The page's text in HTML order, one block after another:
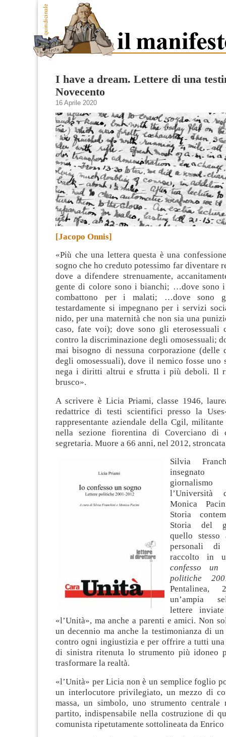
I have a dream. Lettere di una
Novecento
16 Aprile 2020
[Jacopo Onnis]
«Più che una lettera questa è una
sogno che ho creduto potessimo far diventare
dove a difendere strenuamente,
gente di colore sono i bianchi; …dove sono
combattono per i malati; …dove sono
testardamente si impegnano per i servizi
nido, per una maternità che non sia una
caso, fate voi); dove sono gli eterosessuali
contro la discriminazione degli omosessuali;
mai bisogno di nessuna corporazione (delle
degli omosessuali), dove il nemico fosse uno
nega i diritti altrui e sfrutta i più deboli. Il
brusco».
A scrivere è Licia Priami, classe 1946,
redattrice di testi scientifici presso la
rappresentante aziendale della Cgil,
nella sezione fiorentina di Coverciano di
segretaria. Muore a 66 anni, nel 2012,
Silvia
Monica
Storia
Storia del
quello stesso
personali
raccolto in
confesso un
politiche
Pentalinea,
un’ampia
lettere
«l’Unità», ma anche a parenti e amici. Non
un decennio ma anche la testimonianza di
contro ogni ingiustizia e per offrire a tutti
di sinistra ritenuta lo strumento più idoneo
trasformare la realtà.
«l’Unità» per Licia non è un semplice foglio
un interlocutore privilegiato, un mezzo di
massa, un simbolo, uno strumento
partito, indispensabile nella costruzione di
comunista ripetutamente sottolineata da